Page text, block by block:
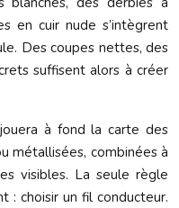
en cuir nude s’intègrent
Des coupes nettes, des
suffisent alors à créer
à fond la carte des
métallisées, combinées à
visibles. La seule règle
: choisir un fil conducteur.